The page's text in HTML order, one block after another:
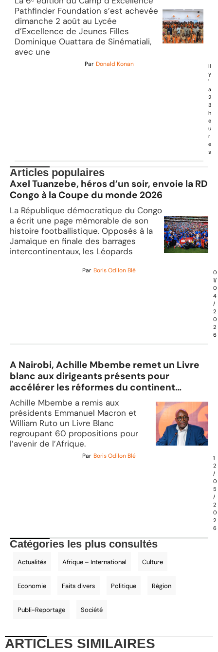
Pathfinder Foundation s’est achevée
dimanche 2 août au Lycée
d’Excellence de Jeunes Filles
Dominique Ouattara de Sinématiali,
avec une
Par Donald Konan
Il
y
'
a
2
3
h
e
u
r
e
s
Articles populaires
Axel Tuanzebe, héros d’un soir, envoie la RD
Congo à la Coupe du monde 2026
La République démocratique du Congo
a écrit une page mémorable de son
histoire footballistique. Opposés à la
Jamaïque en finale des barrages
intercontinentaux, les Léopards
Par Boris Odilon Blé
0
1/
0
4
/
2
0
2
6
A Nairobi, Achille Mbembe remet un Livre
blanc aux dirigeants présents pour
accélérer les réformes du continent
africain
Achille Mbembe a remis aux
présidents Emmanuel Macron et
William Ruto un Livre Blanc
regroupant 60 propositions pour
l’avenir de l’Afrique.
Par Boris Odilon Blé
1
2
/
0
5
/
2
0
2
6
Catégories les plus consultés
Actualités Afrique – International Culture
Economie Faits divers Politique Région
Publi-Reportage Société
ARTICLES SIMILAIRES